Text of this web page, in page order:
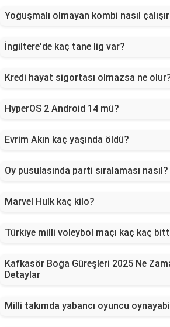
Yoğuşmalı olmayan kombi nasıl
İngiltere'de kaç tane lig var?
Kredi hayat sigortası olmazsa ne
HyperOS 2 Android 14 mü?
Evrim Akın kaç yaşında öldü?
Oy pusulasında parti sıralaması nasıl?
Marvel Hulk kaç kilo?
Türkiye milli voleybol maçı kaç kaç
Kafkasör Boğa Güreşleri 2025 Ne
Detaylar
Milli takımda yabancı oyuncu